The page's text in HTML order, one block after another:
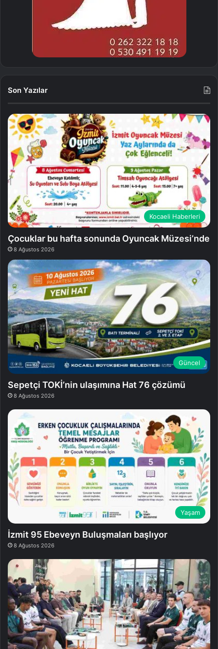
Son Yazılar
Kocaeli Haberleri
Çocuklar bu hafta sonunda Oyuncak Müzesi’nde
8 Ağustos 2026
Güncel
Sepetçi TOKİ’nin ulaşımına Hat 76 çözümü
8 Ağustos 2026
Yaşam
İzmit 95 Ebeveyn Buluşmaları başlıyor
8 Ağustos 2026